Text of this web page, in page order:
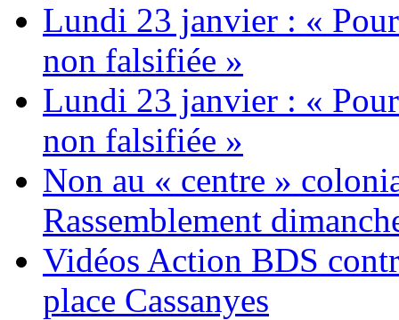
Lundi 23 janvier : «
non falsifiée »
Lundi 23 janvier : «
non falsifiée »
Non au « centre »
Rassemblement
Vidéos Action BDS
place Cassanyes